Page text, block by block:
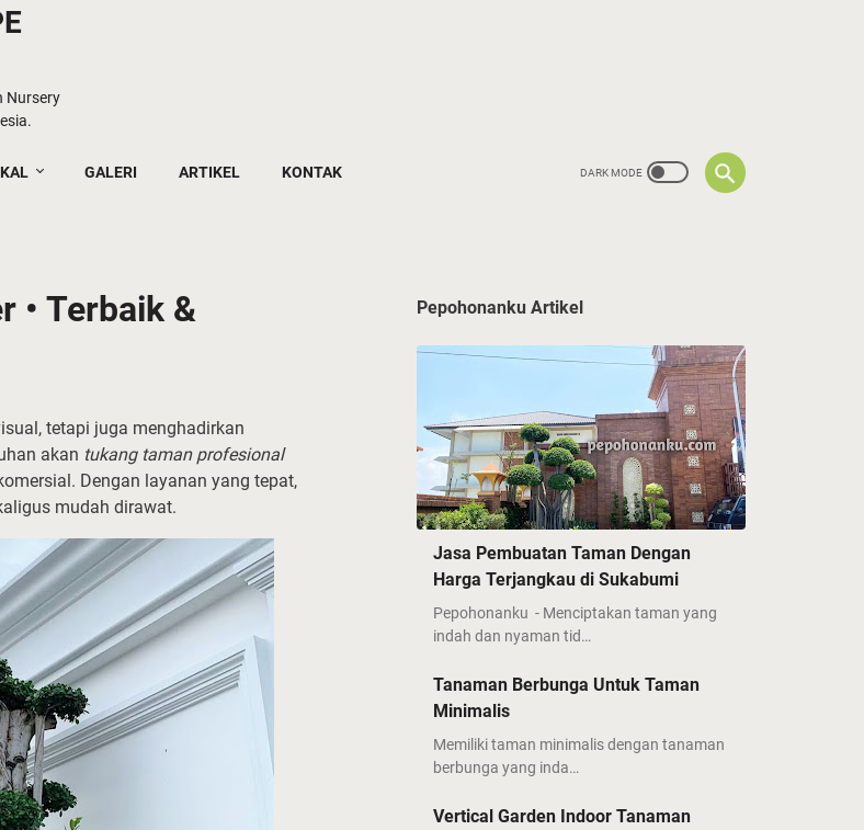
Nursery
GALERI ARTIKEL KONTAK
• Terbaik &
tetapi juga menghadirkan
akan tukang taman profesional
Dengan layanan yang tepat,
mudah dirawat.
Pepohonanku Artikel
Jasa Pembuatan Taman Dengan
Harga Terjangkau di Sukabumi
Pepohonanku - Menciptakan taman yang
indah dan nyaman tid…
Tanaman Berbunga Untuk Taman
Minimalis
Memiliki taman minimalis dengan tanaman
berbunga yang inda…
Vertical Garden Indoor Tanaman